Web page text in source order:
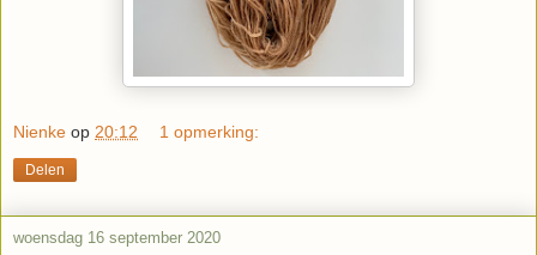
Nienke op 20:12 1 opmerking:
Delen
woensdag 16 september 2020